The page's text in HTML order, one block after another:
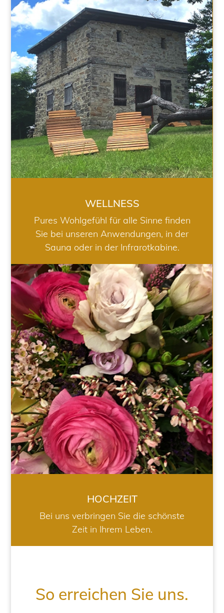
WELLNESS
WELLNESS
Pures Wohlgefühl für alle Sinne finden
Sie bei unseren Anwendungen, in der
Sauna oder in der Infrarotkabine.
HOCHZEIT
HOCHZEIT
Bei uns verbringen Sie die schönste
Zeit in Ihrem Leben.
So erreichen Sie uns.